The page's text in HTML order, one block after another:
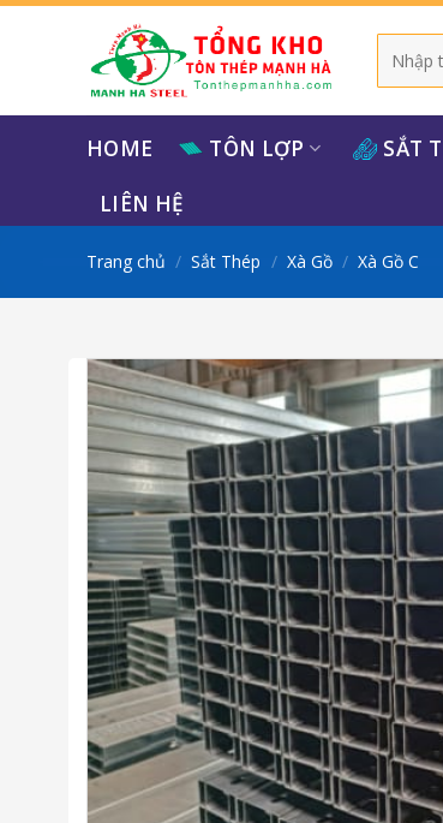
dung
kiếm:
HOME TÔN LỢP SẮT
LIÊN HỆ
Trang chủ / Sắt Thép / Xà Gồ / Xà Gồ C